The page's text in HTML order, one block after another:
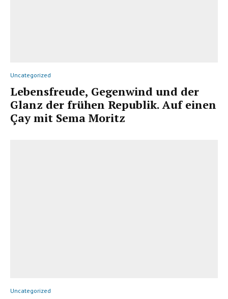
Uncategorized
Lebensfreude, Gegenwind und der
Glanz der frühen Republik. Auf einen
Çay mit Sema Moritz
Uncategorized